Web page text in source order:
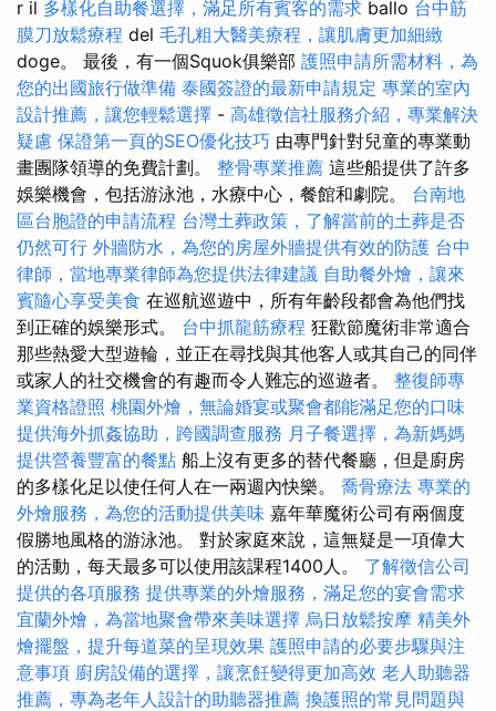
r il 多樣化自助餐選擇，滿足所有賓客的需求 ballo 台中筋
膜刀放鬆療程 del 毛孔粗大醫美療程，讓肌膚更加細緻
doge。 最後，有一個Squok俱樂部 護照申請所需材料，為
您的出國旅行做準備 泰國簽證的最新申請規定 專業的室內
設計推薦，讓您輕鬆選擇 - 高雄徵信社服務介紹，專業解決
疑慮 保證第一頁的SEO優化技巧 由專門針對兒童的專業動
畫團隊領導的免費計劃。 整骨專業推薦 這些船提供了許多
娛樂機會，包括游泳池，水療中心，餐館和劇院。 台南地
區台胞證的申請流程 台灣土葬政策，了解當前的土葬是否
仍然可行 外牆防水，為您的房屋外牆提供有效的防護 台中
律師，當地專業律師為您提供法律建議 自助餐外燴，讓來
賓隨心享受美食 在巡航巡遊中，所有年齡段都會為他們找
到正確的娛樂形式。 台中抓龍筋療程 狂歡節魔術非常適合
那些熱愛大型遊輪，並正在尋找與其他客人或其自己的同伴
或家人的社交機會的有趣而令人難忘的巡遊者。 整復師專
業資格證照 桃園外燴，無論婚宴或聚會都能滿足您的口味
提供海外抓姦協助，跨國調查服務 月子餐選擇，為新媽媽
提供營養豐富的餐點 船上沒有更多的替代餐廳，但是廚房
的多樣化足以使任何人在一兩週內快樂。 喬骨療法 專業的
外燴服務，為您的活動提供美味 嘉年華魔術公司有兩個度
假勝地風格的游泳池。 對於家庭來說，這無疑是一項偉大
的活動，每天最多可以使用該課程1400人。 了解徵信公司
提供的各項服務 提供專業的外燴服務，滿足您的宴會需求
宜蘭外燴，為當地聚會帶來美味選擇 烏日放鬆按摩 精美外
燴擺盤，提升每道菜的呈現效果 護照申請的必要步驟與注
意事項 廚房設備的選擇，讓烹飪變得更加高效 老人助聽器
推薦，專為老年人設計的助聽器推薦 換護照的常見問題與